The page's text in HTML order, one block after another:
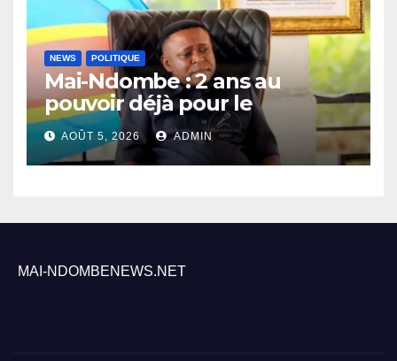
NEWS POLITIQUE
Mai-Ndombe : 2 ans au
pouvoir déjà pour le
Gouverneur Nkoso Kevani
AOÛT 5, 2026 ADMIN
MAI-NDOMBENEWS.NET